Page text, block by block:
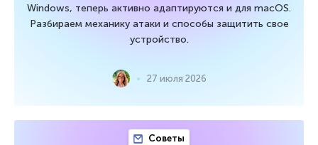
Windows, теперь активно адаптируются и для macOS.
Разбираем механику атаки и способы защитить свое
устройство.
27 июля 2026
Советы